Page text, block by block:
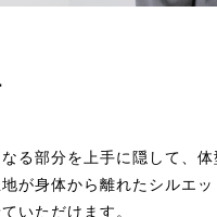
る部分を上手に隠して、体
が身体から離れたシルエッ
いただけます。